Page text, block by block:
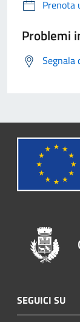
Prenota
Problemi
Segnala
SEGUICI SU